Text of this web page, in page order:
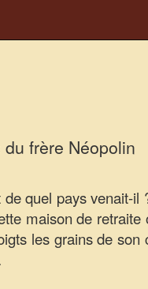
frère Néopolin
quel pays venait-
maison de retraite
les grains de son